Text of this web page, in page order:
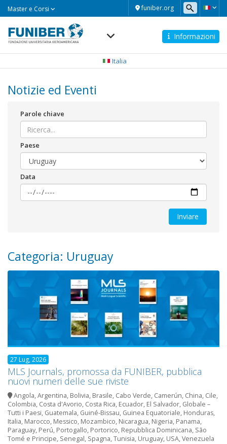
funiber.org
Master e Corsi
Informazioni
Italia
Notizie ed Eventi
Parole chiave
Paese
Data
Categoria: Uruguay
27 Lug, 2026
MLS Journals, promossa da FUNIBER, pubblica
nuovi numeri delle sue riviste
Angola,Argentina, Bolivia, Brasile, Cabo Verde, Camerún, China, Cile,
Colombia, Costa d'Avorio, Costa Rica, Ecuador, El Salvador, Globale –
Tutti i Paesi, Guatemala, Guiné-Bissau, Guinea Equatoriale, Honduras,
Italia, Marocco, Messico, Mozambico, Nicaragua, Nigeria, Panama,
Paraguay, Perú, Portogallo, Portorico, Repubblica Dominicana, São
Tomé e Principe, Senegal, Spagna,Tunisia, Uruguay, USA,Venezuela